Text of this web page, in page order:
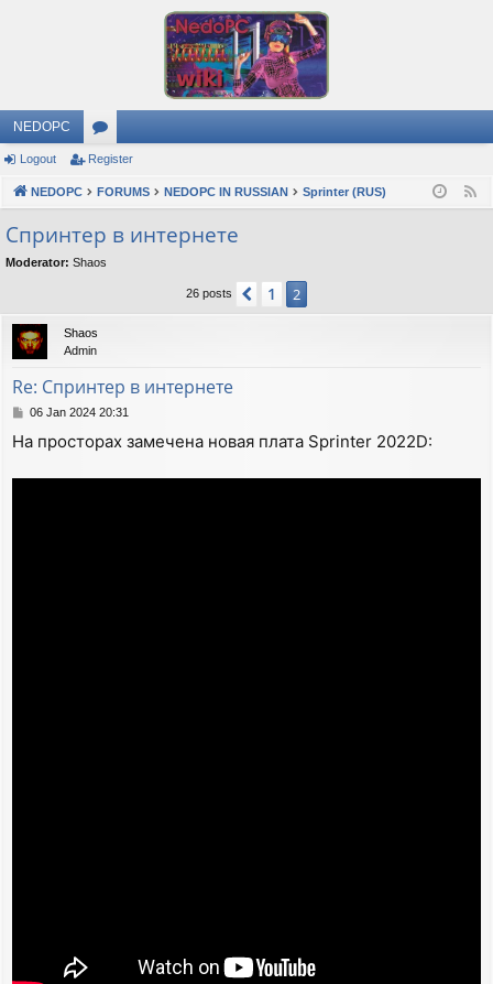
NEDOPC
or
u
s
Logout Register
NEDOPC FORUMS NEDOPC IN RUSSIAN Sprinter (RUS)
Спринтер в интернете
Moderator: Shaos
26 posts Previous
1 2
Shaos
Admin
Re: Спринтер в интернете
P
s
06 Jan 2024 20:31
На просторах замечена новая плата Sprinter 2022D: